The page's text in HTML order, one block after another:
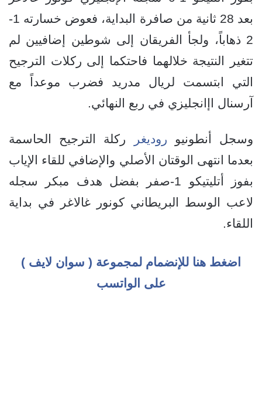
بعد 28 ثانية من صافرة البداية، فعوض خسارته 1-
2 ذهاباً، ولجأ الفريقان إلى شوطين إضافيين لم
تتغير النتيجة خلالهما فاحتكما إلى ركلات الترجيح
التي ابتسمت لريال مدريد فضرب موعداً مع
آرسنال اإانجليزي في ربع النهائي.
وسجل أنطونيو روديغر
ركلة الترجيح الحاسمة
بعدما انتهى الوقتان الأصلي والإضافي للقاء الإياب
بفوز أتليتيكو 1-صفر بفضل هدف مبكر سجله
لاعب الوسط البريطاني كونور غالاغر في بداية
اللقاء.
اضغط هنا للإنضمام لمجموعة ( سوان لايف )
على الواتسب